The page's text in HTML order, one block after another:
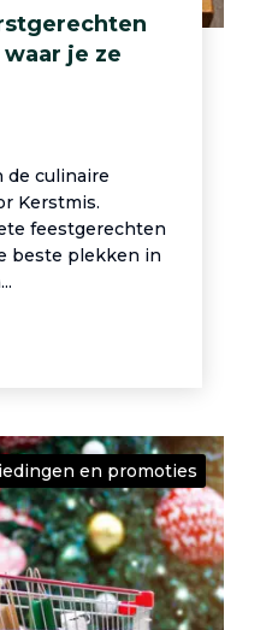
je ze
de culinaire
Kerstmis.
feestgerechten
beste plekken in
en promoties